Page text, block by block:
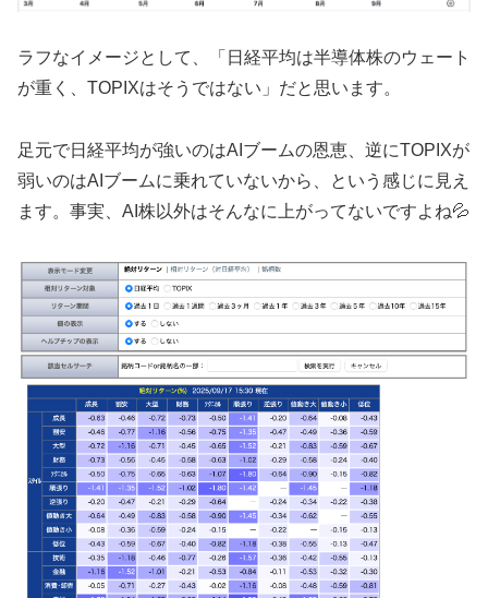
ラフなイメージとして、「日経平均は半導体株のウェート
が重く、TOPIXはそうではない」だと思います。
足元で日経平均が強いのはAIブームの恩恵、逆にTOPIXが
弱いのはAIブームに乗れていないから、という感じに見え
ます。事実、AI株以外はそんなに上がってないですよね💦